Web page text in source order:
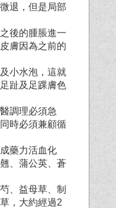
退，但是局部
後的腫脹進一
膚因為之前的
小水泡，這就
趾及足踝膚色
調理必須急
時必須兼顧循
藥力活血化
、蒲公英、蒼
、益母草、制
，大約經過2